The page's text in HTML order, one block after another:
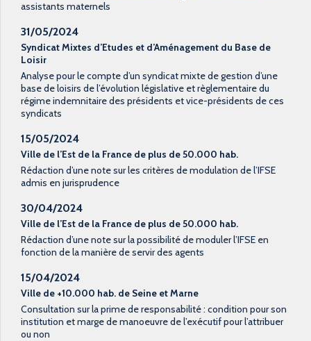
assistants maternels
31/05/2024
Syndicat Mixtes d’Etudes et d’Aménagement du Base de
Loisir
Analyse pour le compte d’un syndicat mixte de gestion d’une
base de loisirs de l’évolution législative et règlementaire du
régime indemnitaire des présidents et vice-présidents de ces
syndicats
15/05/2024
Ville de l’Est de la France de plus de 50.000 hab.
Rédaction d’une note sur les critères de modulation de l’IFSE
admis en jurisprudence
30/04/2024
Ville de l’Est de la France de plus de 50.000 hab.
Rédaction d’une note sur la possibilité de moduler l’IFSE en
fonction de la manière de servir des agents
15/04/2024
Ville de +10.000 hab. de Seine et Marne
Consultation sur la prime de responsabilité : condition pour son
institution et marge de manoeuvre de l’exécutif pour l’attribuer
ou non